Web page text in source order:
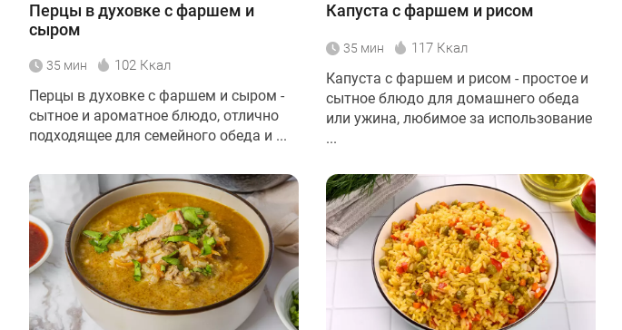
Перцы в духовке с фаршем и
сыром
35 мин 102 Ккал
Перцы в духовке с фаршем и сыром -
сытное и ароматное блюдо, отлично
подходящее для семейного обеда и ...
Капуста с фаршем и рисом
35 мин 117 Ккал
Капуста с фаршем и рисом - простое и
сытное блюдо для домашнего обеда
или ужина, любимое за использование
...